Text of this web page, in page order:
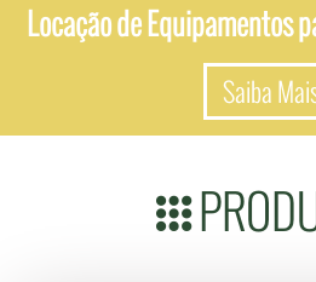
Locação de Equipamentos
Saiba